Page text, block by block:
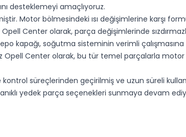
desteklemeyi amaçlıyoruz.
Motor bölmesindeki ısı değişimlerine karşı
Center olarak, parça değişimlerinde
kapağı, soğutma sisteminin verimli çalışmasına
Opell Center olarak, bu tür temel parçalarla motor
süreçlerinden geçirilmiş ve uzun süreli
yedek parça seçenekleri sunmaya devam